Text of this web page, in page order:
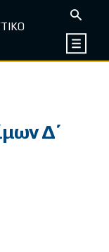
Δ΄